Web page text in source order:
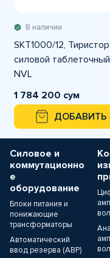
В наличии
SKT1000/12, Тиристор
силовой таблеточный
NVL
1 784 200 сум
ДОБАВИТЬ
Силовое и
коммутационно
е
оборудование
Блоки питания и
понижающие
трансформаторы
Автоматический
ввод резерва (АВР)